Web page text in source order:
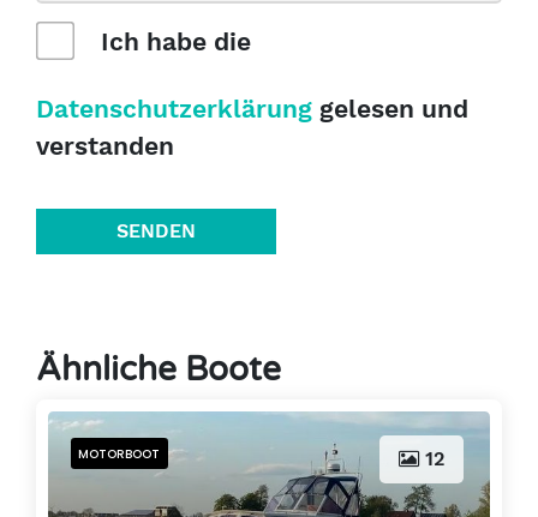
Ich habe die
Datenschutzerklärung gelesen und
verstanden
SENDEN
Ähnliche Boote
12
MOTORBOOT